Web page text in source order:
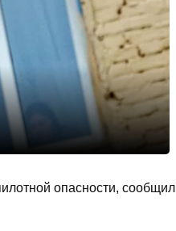
опасности, сообщил